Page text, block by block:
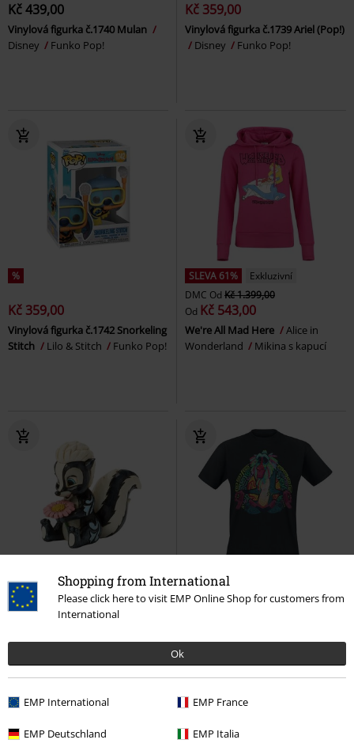
Shopping from International
Please click here to visit EMP Online Shop for customers from
International
Ok
EMP International EMP France
EMP Deutschland EMP Italia
Kč 439,00
Vinylová figurka č.1740 Mulan
Disney
Funko Pop!
Kč 359,00
Vinylová figurka č.1739 Ariel (Pop!)
Disney
Funko Pop!
%
Kč 359,00
Vinylová figurka č.1742 Snorkeling
Stitch
Lilo & Stitch Funko Pop!
SLEVA 61%
Exkluzivní
DMC Od Kč 1.399,00
Od Kč 543,00
We're All Mad Here
Alice in
Wonderland
Mikina s kapucí
Kč 629,00
Sběratelská figurka
DMCKč 699,00